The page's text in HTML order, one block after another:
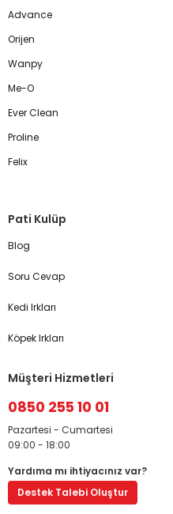
Advance
Orijen
Wanpy
Me-O
Ever Clean
Proline
Felix
Pati Kulüp
Blog
Soru Cevap
Kedi Irkları
Köpek Irkları
Müşteri Hizmetleri
0850 255 10 01
Pazartesi - Cumartesi
09:00 - 18:00
Yardıma mı ihtiyacınız var?
Destek Talebi Oluştur